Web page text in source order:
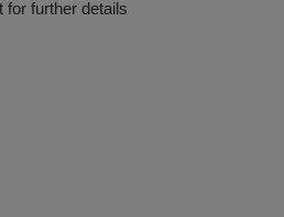
for further details